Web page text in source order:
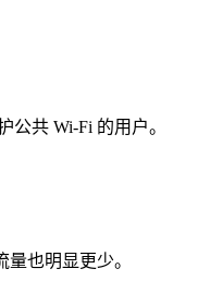
共 Wi‑Fi 的用户。
也明显更少。